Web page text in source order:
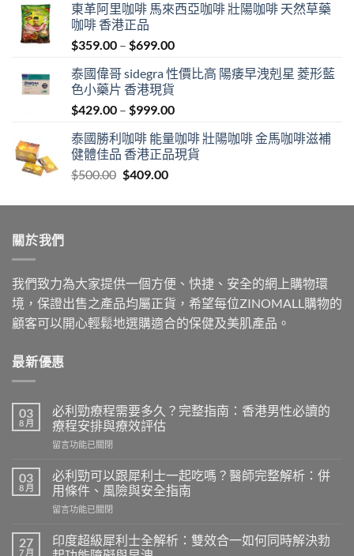
東革阿里咖啡 馬來西亞咖啡 壯陽咖啡 天然草藥
咖啡 香港正品
$359.00 – $699.00Price
$359.00
$699.00
泰國偉哥 sidegra 性價比高 陽痿早洩剋星 菱形藍
色小藥片 香港現貨
$429.00 – $999.00Price
$429.00
through
泰國勝利咖啡 能量咖啡 壯陽咖啡 金馬咖啡滋補
健體佳品 香港正品現貨
$500.00 Original
was:
$409.00Current
is:
關於我們
我們致力為大家提供一個方便、快捷、安全的網上購物環
境，保證出售之產品均屬正貨，希望每位ZINOMALL購物的
顧客可以開心輕鬆地選購適合的保健及美肌產品。
最新優惠
03
8 月
必利勁療程需要多久？完整指南：香港男性必讀的
療程安排與療效評估
在
利
勁
療
程
要
多
留言功能已關閉
03
8 月
必利勁可以跟犀利士一起吃嗎？醫師完整解析：併
用條件、風險與安全指南
在
利
勁
留言功能已關閉
27
7 月
印度超級犀利士全解析：雙效合一如何同時解決勃